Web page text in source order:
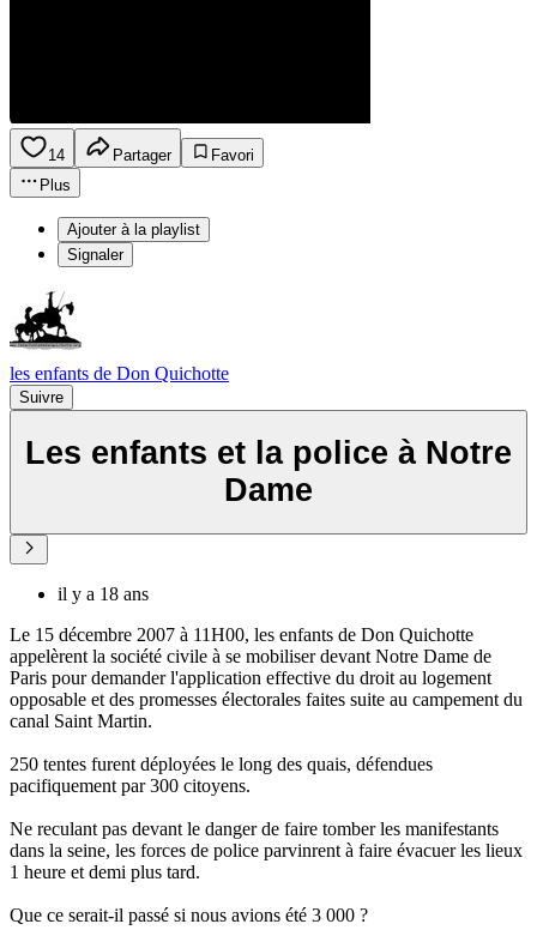
14 Partager
Favori
Plus
Ajouter à la playlist
Signaler
les enfants de Don Quichotte
Suivre
Les enfants et la police à Notre
Dame
il y a 18 ans
Le 15 décembre 2007 à 11H00, les enfants de Don Quichotte
appelèrent la société civile à se mobiliser devant Notre Dame de
Paris pour demander l'application effective du droit au logement
opposable et des promesses électorales faites suite au campement du
canal Saint Martin.
250 tentes furent déployées le long des quais, défendues
pacifiquement par 300 citoyens.
Ne reculant pas devant le danger de faire tomber les manifestants
dans la seine, les forces de police parvinrent à faire évacuer les lieux
1 heure et demi plus tard.
Que ce serait-il passé si nous avions été 3 000 ?